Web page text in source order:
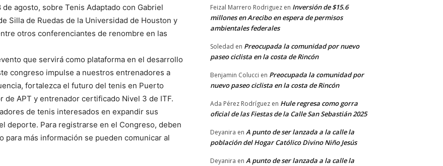
agosto, sobre Tenis Adaptado con Gabriel
Silla de Ruedas de la Universidad de Houston y
otros conferenciantes de renombre en las
que servirá como plataforma en el desarrollo
congreso impulse a nuestros entrenadores a
fortalezca el futuro del tenis en Puerto
de APT y entrenador certificado Nivel 3 de ITF.
de tenis interesados en expandir sus
deporte. Para registrarse en el Congreso, deben
para más información se pueden comunicar al
Feizal Marrero Rodriguez en Inversión de $15.6
millones en Arecibo en espera de permisos
ambientales federales
Soledad en Preocupada la comunidad por nuevo
paseo ciclista en la costa de Rincón
Benjamin Colucci en Preocupada la comunidad por
nuevo paseo ciclista en la costa de Rincón
Ada Pérez Rodríguez en Hule regresa como gorra
oficial de las Fiestas de la Calle San Sebastián 2025
Deyanira en A punto de ser lanzada a la calle la
población del Hogar Católico Divino Niño Jesús
Deyanira en A punto de ser lanzada a la calle la